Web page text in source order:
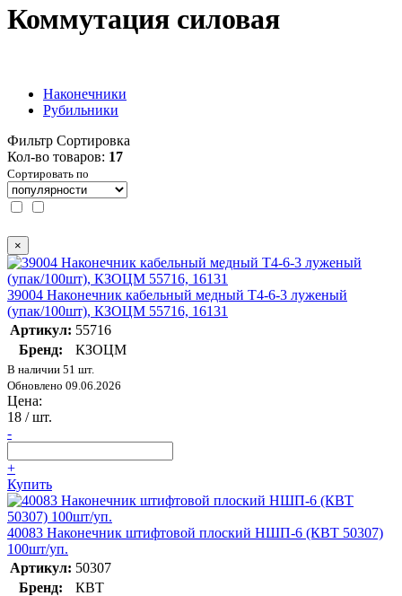
Коммутация силовая
Наконечники
Рубильники
Фильтр Сортировка
Кол-во товаров: 17
Сортировать по
×
39004 Наконечник кабельный медный Т4-6-3 луженый
(упак/100шт), КЗОЦМ 55716, 16131
Артикул: 55716
Бренд:
КЗОЦМ
В наличии 51 шт.
Обновлено 09.06.2026
Цена:
18 / шт.
-
+
Купить
40083 Наконечник штифтовой плоский НШП-6 (КВТ 50307)
100шт/уп.
Артикул: 50307
Бренд:
КВТ